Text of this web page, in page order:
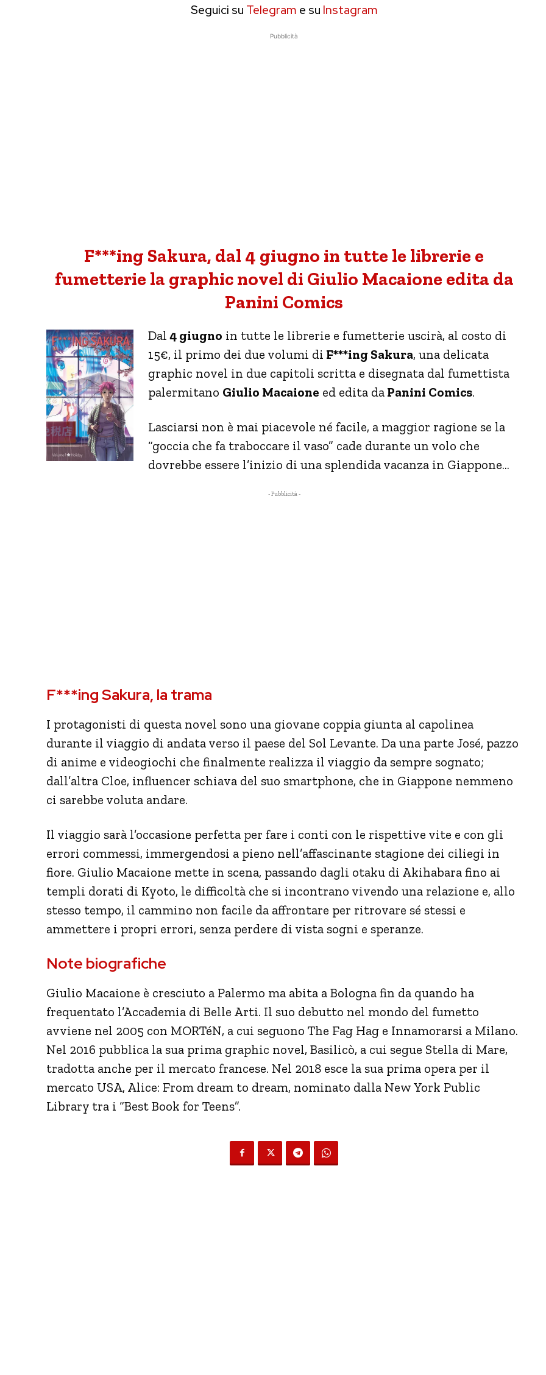
Seguici su Telegram e su Instagram
Pubblicità
F***ing Sakura, dal 4 giugno in tutte le librerie e
fumetterie la graphic novel di Giulio Macaione edita da
Panini Comics
Dal 4 giugno in tutte le librerie e fumetterie uscirà, al costo di
15€, il primo dei due volumi di F***ing Sakura, una delicata
graphic novel in due capitoli scritta e disegnata dal fumettista
palermitano Giulio Macaione ed edita da Panini Comics.
Lasciarsi non è mai piacevole né facile, a maggior ragione se la
“goccia che fa traboccare il vaso” cade durante un volo che
dovrebbe essere l’inizio di una splendida vacanza in Giappone…
- Pubblicità -
F***ing Sakura, la trama
I protagonisti di questa novel sono una giovane coppia giunta al capolinea
durante il viaggio di andata verso il paese del Sol Levante. Da una parte José, pazzo
di anime e videogiochi che finalmente realizza il viaggio da sempre sognato;
dall’altra Cloe, influencer schiava del suo smartphone, che in Giappone nemmeno
ci sarebbe voluta andare.
Il viaggio sarà l’occasione perfetta per fare i conti con le rispettive vite e con gli
errori commessi, immergendosi a pieno nell’affascinante stagione dei ciliegi in
fiore. Giulio Macaione mette in scena, passando dagli otaku di Akihabara fino ai
templi dorati di Kyoto, le difficoltà che si incontrano vivendo una relazione e, allo
stesso tempo, il cammino non facile da affrontare per ritrovare sé stessi e
ammettere i propri errori, senza perdere di vista sogni e speranze.
Note biografiche
Giulio Macaione è cresciuto a Palermo ma abita a Bologna fin da quando ha
frequentato l’Accademia di Belle Arti. Il suo debutto nel mondo del fumetto
avviene nel 2005 con MORTéN, a cui seguono The Fag Hag e Innamorarsi a Milano.
Nel 2016 pubblica la sua prima graphic novel, Basilicò, a cui segue Stella di Mare,
tradotta anche per il mercato francese. Nel 2018 esce la sua prima opera per il
mercato USA, Alice: From dream to dream, nominato dalla New York Public
Library tra i “Best Book for Teens”.